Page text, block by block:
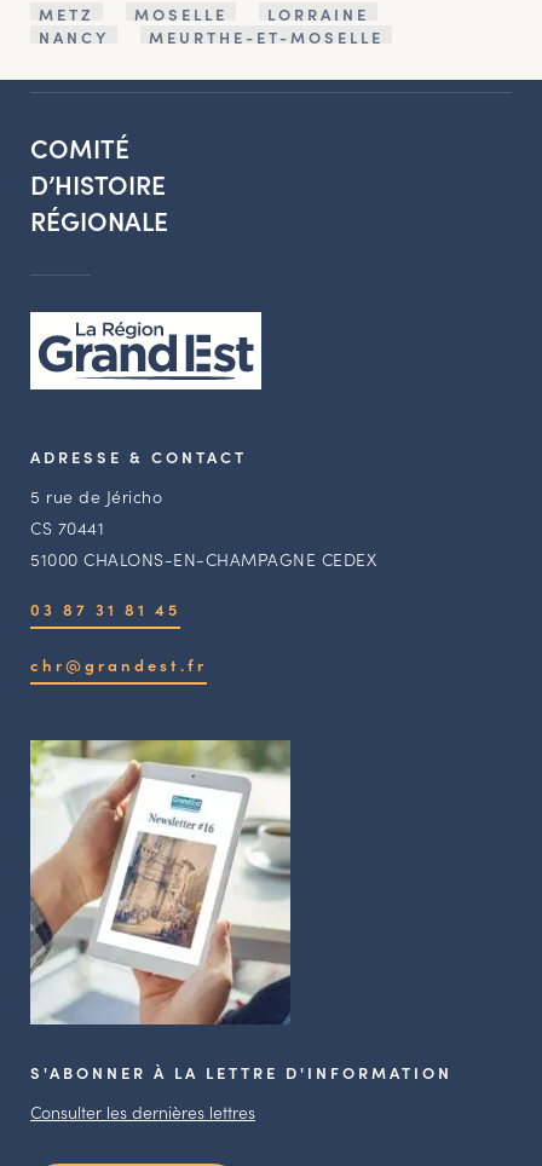
METZ
MOSELLE
LORRAINE
NANCY
MEURTHE-ET-MOSELLE
COMITÉ
D’HISTOIRE
RÉGIONALE
ADRESSE & CONTACT
5 rue de Jéricho
CS 70441
51000 CHALONS-EN-CHAMPAGNE CEDEX
03 87 31 81 45
chr@grandest.fr
S'ABONNER À LA LETTRE D'INFORMATION
Consulter les dernières lettres